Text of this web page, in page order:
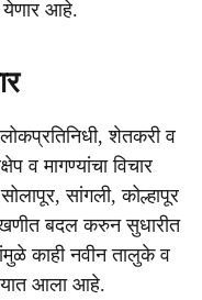
येणार आहे.
शेतकरी व
व मागण्यांचा विचार
सांगली, कोल्हापूर
बदल करुन सुधारीत
काही नवीन तालुके व
आला आहे.